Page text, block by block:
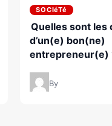
SOCIéTé
Quelles sont les
d’un(e) bon(ne)
entrepreneur(e)
By